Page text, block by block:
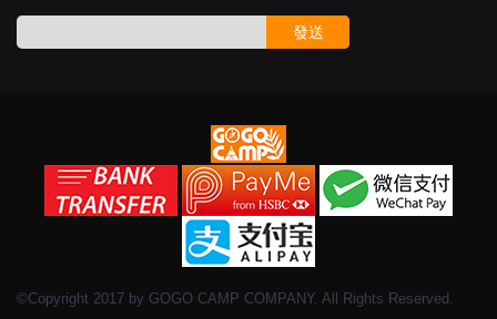
發送
©Copyright 2017 by GOGO CAMP COMPANY. All Rights Reserved.